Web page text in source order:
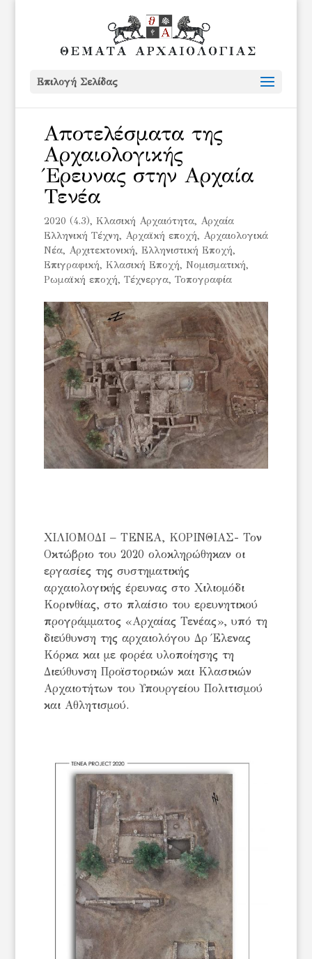
Επιλογή Σελίδας
Αποτελέσματα της
Αρχαιολογικής
Έρευνας στην Αρχαία
Τενέα
2020 (4.3), Kλασική Αρχαιότητα, Αρχαία
Ελληνική Τέχνη, Αρχαϊκή εποχή, Αρχαιολογικά
Νέα, Αρχιτεκτονική, Ελληνιστική Εποχή,
Επιγραφική, Κλασική Εποχή, Νομισματική,
Ρωμαϊκή εποχή, Τέχνεργα, Τοπογραφία
ΧΙΛΙΟΜΟΔΙ – ΤΕΝΕΑ, ΚΟΡΙΝΘΙΑΣ- Τον
Οκτώβριο του 2020 ολοκληρώθηκαν οι
εργασίες της συστηματικής
αρχαιολογικής έρευνας στο Χιλιομόδι
Κορινθίας, στο πλαίσιο του ερευνητικού
προγράμματος «Αρχαίας Τενέας», υπό τη
διεύθυνση της αρχαιολόγου Δρ Έλενας
Κόρκα και με φορέα υλοποίησης τη
Διεύθυνση Προϊστορικών και Κλασικών
Αρχαιοτήτων του Υπουργείου Πολιτισμού
και Αθλητισμού.